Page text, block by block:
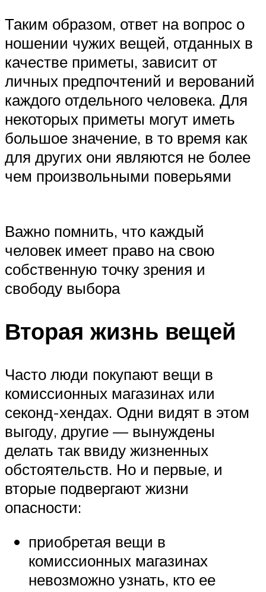
Таким образом, ответ на вопрос о
ношении чужих вещей, отданных в
качестве приметы, зависит от
личных предпочтений и верований
каждого отдельного человека. Для
некоторых приметы могут иметь
большое значение, в то время как
для других они являются не более
чем произвольными поверьями
Важно помнить, что каждый
человек имеет право на свою
собственную точку зрения и
свободу выбора
Вторая жизнь вещей
Часто люди покупают вещи в
комиссионных магазинах или
секонд-хендах. Одни видят в этом
выгоду, другие — вынуждены
делать так ввиду жизненных
обстоятельств. Но и первые, и
вторые подвергают жизни
опасности:
приобретая вещи в
комиссионных магазинах
невозможно узнать, кто ее